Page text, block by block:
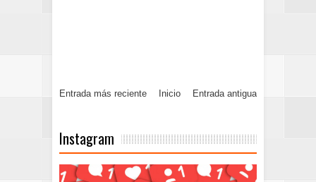
Entrada más reciente Entrada antigua
Inicio
Instagram